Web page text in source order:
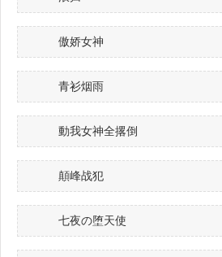
傲娇女神
青衫烟雨
動我女神全撂倒
顛峰战犯
七夜の堕天使